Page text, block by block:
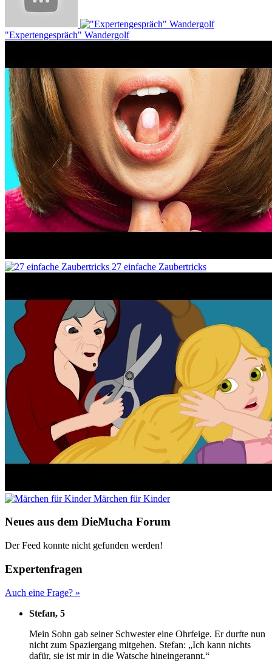
"Expertengespräch" Wandergolf
27 einfache Zaubertricks
Märchen für Kinder
Neues aus dem DieMucha Forum
Der Feed konnte nicht gefunden werden!
Expertenfragen
Auch eine Frage? »
Stefan, 5
Mein Sohn gab seiner Schwester eine Ohrfeige. Er durfte nun
nicht zum Spaziergang mitgehen. Stefan: „Ich kann nichts
dafür, sie ist mir in die Watsche hineingerannt.“